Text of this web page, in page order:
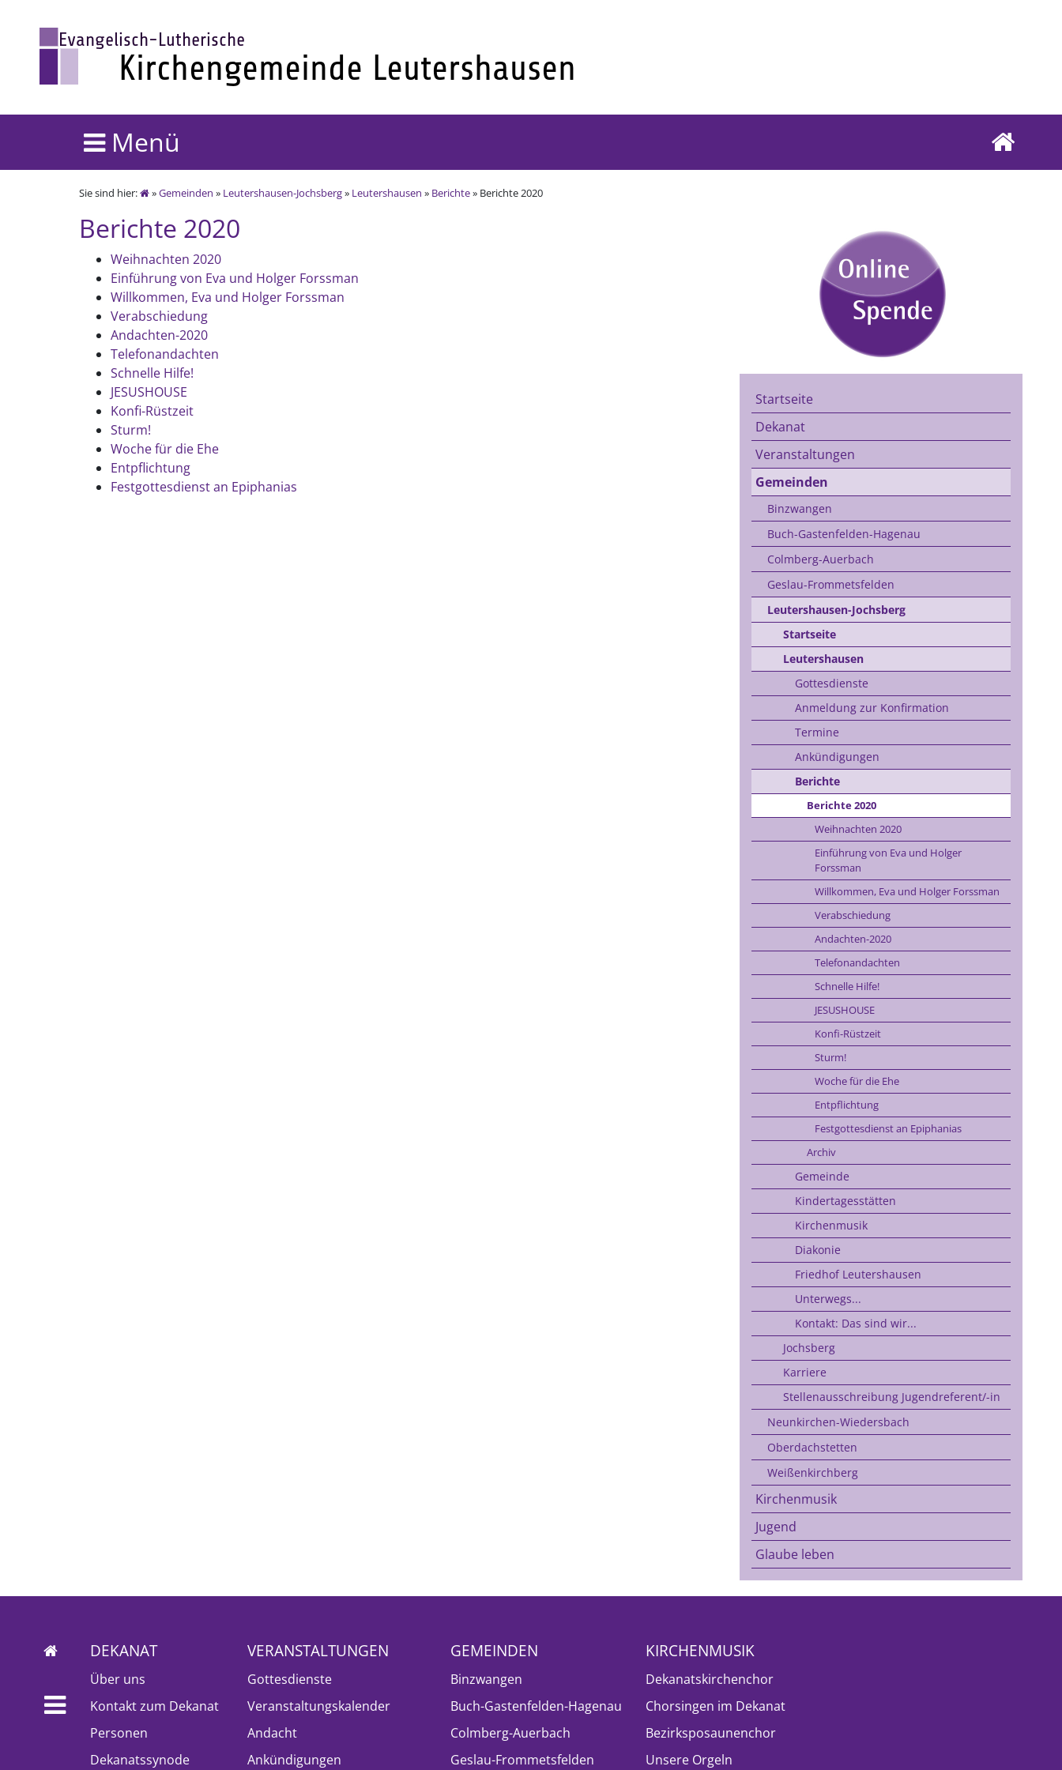
Menü
Sie sind hier: »Gemeinden » Leutershausen-Jochsberg» Leutershausen » Berichte» Berichte 2020
Berichte 2020
Weihnachten 2020
Einführung von Eva und Holger Forssman
Willkommen, Eva und Holger Forssman
Verabschiedung
Andachten-2020
Telefonandachten
Schnelle Hilfe!
JESUSHOUSE
Konfi-Rüstzeit
Sturm!
Woche für die Ehe
Entpflichtung
Festgottesdienst an Epiphanias
Startseite
Dekanat
Veranstaltungen
Gemeinden
Binzwangen
Buch-Gastenfelden-Hagenau
Colmberg-Auerbach
Geslau-Frommetsfelden
Leutershausen-Jochsberg
Startseite
Leutershausen
Gottesdienste
Anmeldung zur Konfirmation
Termine
Ankündigungen
Berichte
Berichte 2020
Weihnachten 2020
Einführung von Eva und Holger
Forssman
Willkommen, Eva und Holger Forssman
Verabschiedung
Andachten-2020
Telefonandachten
Schnelle Hilfe!
JESUSHOUSE
Konfi-Rüstzeit
Sturm!
Woche für die Ehe
Entpflichtung
Festgottesdienst an Epiphanias
Archiv
Gemeinde
Kindertagesstätten
Kirchenmusik
Diakonie
Friedhof Leutershausen
Unterwegs...
Kontakt: Das sind wir...
Jochsberg
Karriere
Stellenausschreibung Jugendreferent/-in
Neunkirchen-Wiedersbach
Oberdachstetten
Weißenkirchberg
Kirchenmusik
Jugend
Glaube leben
DEKANAT
Über uns
Kontakt zum Dekanat
Personen
Dekanatssynode
VERANSTALTUNGEN
Gottesdienste
Veranstaltungskalender
Andacht
Ankündigungen
GEMEINDEN
Binzwangen
Buch-Gastenfelden-Hagenau
Colmberg-Auerbach
Geslau-Frommetsfelden
KIRCHENMUSIK
Dekanatskirchenchor
Chorsingen im Dekanat
Bezirksposaunenchor
Unsere Orgeln